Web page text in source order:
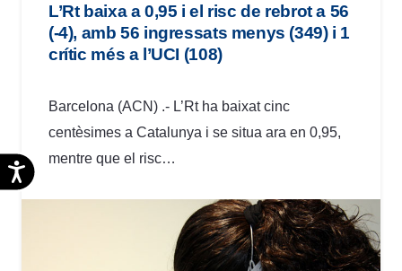
Accesibilidad
L’Rt baixa a 0,95 i el risc de rebrot a 56
(-4), amb 56 ingressats menys (349) i 1
crític més a l’UCI (108)
Barcelona (ACN) .- L’Rt ha baixat cinc
centèsimes a Catalunya i se situa ara en 0,95,
mentre que el risc…